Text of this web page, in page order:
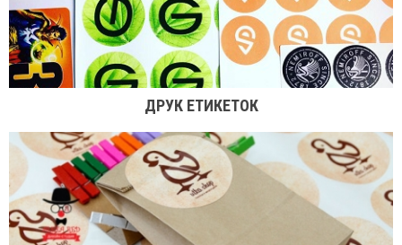
ДРУК ЕТИКЕТОК